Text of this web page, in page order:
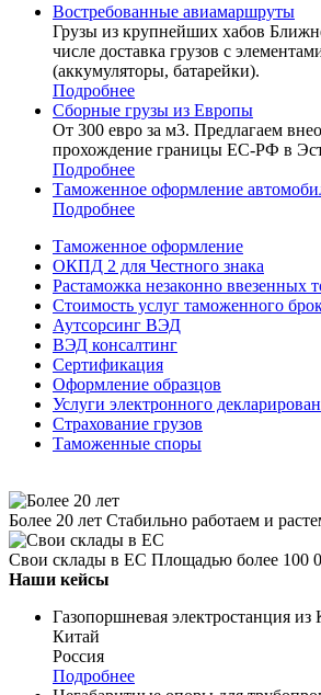
Востребованные авиамаршруты
Грузы из крупнейших хабов
числе доставка грузов с
(аккумуляторы, батарейки).
Подробнее
Сборные грузы из Европы
От 300 евро за м3. Предлагаем
прохождение границы ЕС-РФ в
Подробнее
Таможенное оформление
Подробнее
Таможенное оформление
ОКПД 2 для Честного знака
Растаможка незаконно ввезенных
Стоимость услуг таможенного
Аутсорсинг ВЭД
ВЭД консалтинг
Сертификация
Оформление образцов
Услуги электронного
Страхование грузов
Таможенные споры
Более 20 лет Стабильно работаем и
Свои склады в ЕС Площадью более 100
Наши кейсы
Газопоршневая электростанция из
Китай
Россия
Подробнее